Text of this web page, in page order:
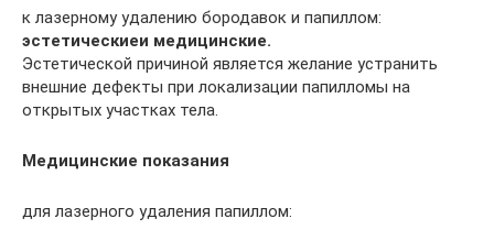
к лазерному удалению бородавок и папиллом:
эстетическиеи медицинские.
Эстетической причиной является желание устранить
внешние дефекты при локализации папилломы на
открытых участках тела.
Медицинские показания
для лазерного удаления папиллом: